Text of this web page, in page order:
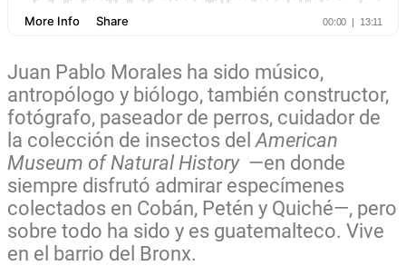
Juan Pablo Morales ha sido músico,
antropólogo y biólogo, también constructor,
fotógrafo, paseador de perros, cuidador de
la colección de insectos del American
Museum of Natural History —en donde
siempre disfrutó admirar especímenes
colectados en Cobán, Petén y Quiché—, pero
sobre todo ha sido y es guatemalteco. Vive
en el barrio del Bronx.